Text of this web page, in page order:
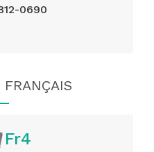
0690
Fr4